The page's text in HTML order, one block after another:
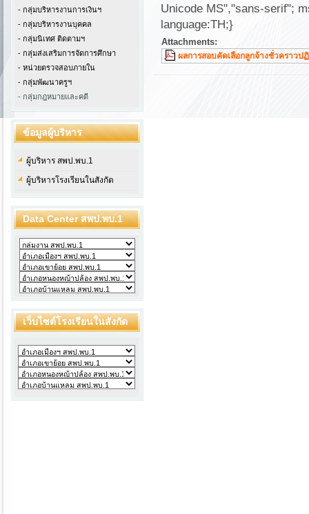
- กลุ่มบริหารงานการเงินฯ
- กลุ่มบริหารงานบุคคล
- กลุ่มนิเทศ ติดตามฯ
- กลุ่มส่งเสริมการจัดการศึกษา
- หน่วยตรวจสอบภายใน
- กลุ่มพัฒนาครูฯ
- กลุ่มกฎหมายและคดี
ข้อมูลผู้บริหาร
ผู้บริหาร สพป.พบ.1
ผู้บริหารโรงเรียนในสังกัด
Data Center สพป.พบ.1
เว็บไซต์โรงเรียนในสังกัด
Unicode MS","sans-serif";
language:TH;}
Attachments:
ผลการสอบคัดเลือกลูกจ้างชั่วคราวป